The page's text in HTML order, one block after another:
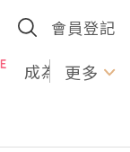
會員登記
成為U更多